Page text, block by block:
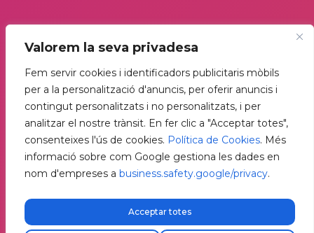
Valorem la seva privadesa
Fem servir cookies i identificadors publicitaris mòbils
per a la personalització d'anuncis, per oferir anuncis i
contingut personalitzats i no personalitzats, i per
analitzar el nostre trànsit. En fer clic a "Acceptar totes",
consenteixes l'ús de cookies. Política de Cookies. Més
informació sobre com Google gestiona les dades en
nom d'empreses a business.safety.google/privacy.
Acceptar totes